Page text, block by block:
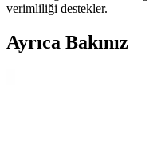
verimliliği destekler.
Ayrıca Bakınız